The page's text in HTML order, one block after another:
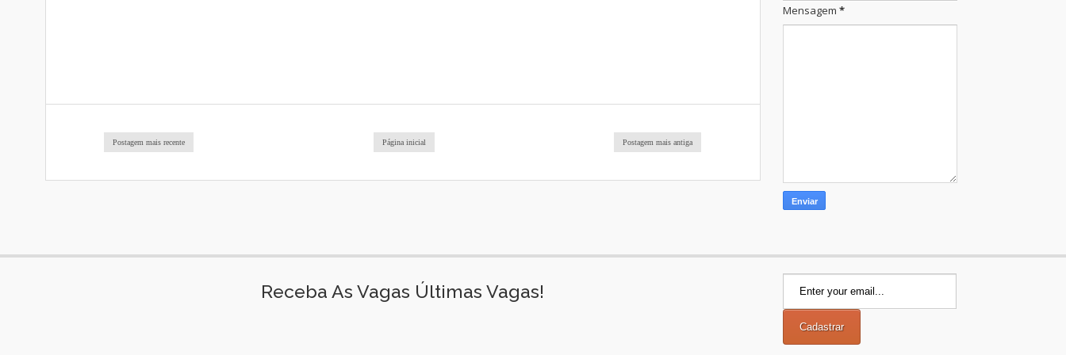
Postagem mais recente Postagem mais antiga
Página inicial
Mensagem *
Receba As Vagas Últimas Vagas!